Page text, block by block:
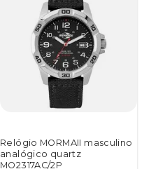
Relógio MORMAII masculino
analógico quartz
MO2317AC/2P